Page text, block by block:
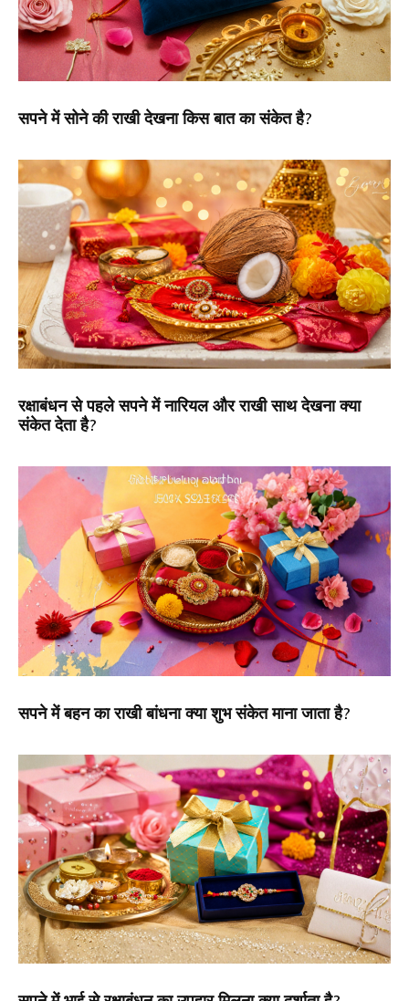
सपने में सोने की राखी देखना किस बात का संकेत है?
रक्षाबंधन से पहले सपने में नारियल और राखी साथ देखना क्या
संकेत देता है?
सपने में बहन का राखी बांधना क्या शुभ संकेत माना जाता है?